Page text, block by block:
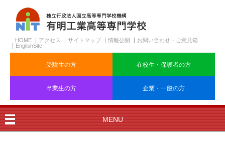
HOME アクセス サイトマップ 情報公開
お問い合わせ・ご意見箱
EnglishSite
受験生の方 在校生・保護者の方
卒業生の方 企業・一般の方
MENU